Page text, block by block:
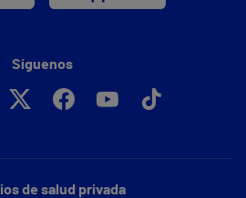
de salud privada
Síguenos